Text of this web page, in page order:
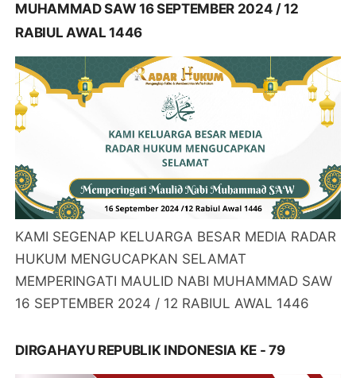
MUHAMMAD SAW 16 SEPTEMBER 2024 / 12
RABIUL AWAL 1446
KAMI SEGENAP KELUARGA BESAR MEDIA RADAR
HUKUM MENGUCAPKAN SELAMAT
MEMPERINGATI MAULID NABI MUHAMMAD SAW
16 SEPTEMBER 2024 / 12 RABIUL AWAL 1446
DIRGAHAYU REPUBLIK INDONESIA KE - 79